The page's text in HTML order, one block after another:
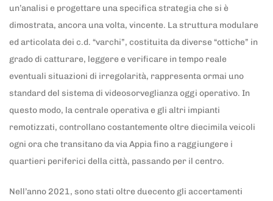
un’analisi e progettare una specifica strategia che si è
dimostrata, ancora una volta, vincente. La struttura modulare
ed articolata dei c.d. “varchi”, costituita da diverse “ottiche” in
grado di catturare, leggere e verificare in tempo reale
eventuali situazioni di irregolarità, rappresenta ormai uno
standard del sistema di videosorveglianza oggi operativo. In
questo modo, la centrale operativa e gli altri impianti
remotizzati, controllano costantemente oltre diecimila veicoli
ogni ora che transitano da via Appia fino a raggiungere i
quartieri periferici della città, passando per il centro.
Nell’anno 2021, sono stati oltre duecento gli accertamenti